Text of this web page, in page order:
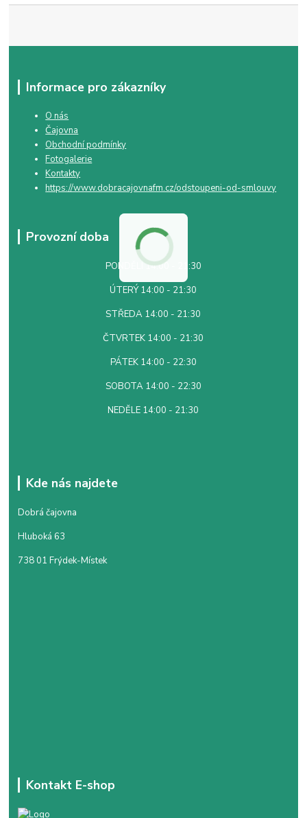
Informace pro zákazníky
O nás
Čajovna
Obchodní podmínky
Fotogalerie
Kontakty
https://www.dobracajovnafm.cz/odstoupeni-od-smlouvy
Provozní doba
PONDĚLÍ 14:00 - 21:30
ÚTERÝ 14:00 - 21:30
STŘEDA 14:00 - 21:30
ČTVRTEK 14:00 - 21:30
PÁTEK 14:00 - 22:30
SOBOTA 14:00 - 22:30
NEDĚLE 14:00 - 21:30
Kde nás najdete
Dobrá čajovna
Hluboká 63
738 01 Frýdek-Místek
Kontakt E-shop